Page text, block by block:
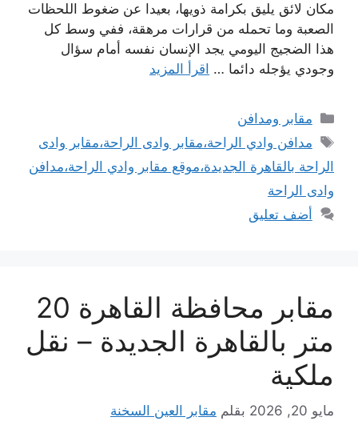
مكان لائق يليق بكرامة ذويها، بعيدا عن ضغوط اللحظات
الصعبة وما تحمله من قرارات مرهقة، ففي وسط كل
هذا الضجيج اليومي يجد الإنسان نفسه أمام سؤال
وجودي يؤجله دائما … اقرأ المزيد
التصنيفات
مقابر ومدافن
الوسوم
مدافن وادي الراحة،مقابر وادى الراحة،مقابر وادى
الراحة بالقاهرة الجديدة،موقع مقابر وادي الراحة،مدافن
وادى الراحة
أضف تعليق
مقابر محافظة القاهرة 20
متر بالقاهرة الجديدة – نقل
ملكية
مايو 20, 2026 بقلم مقابر العين السخنة